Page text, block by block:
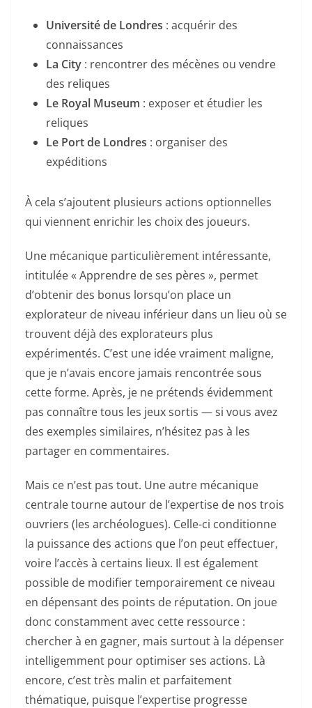
Université de Londres : acquérir des
connaissances
La City : rencontrer des mécènes ou vendre
des reliques
Le Royal Museum : exposer et étudier les
reliques
Le Port de Londres : organiser des
expéditions
À cela s’ajoutent plusieurs actions optionnelles
qui viennent enrichir les choix des joueurs.
Une mécanique particulièrement intéressante,
intitulée « Apprendre de ses pères », permet
d’obtenir des bonus lorsqu’on place un
explorateur de niveau inférieur dans un lieu où se
trouvent déjà des explorateurs plus
expérimentés. C’est une idée vraiment maligne,
que je n’avais encore jamais rencontrée sous
cette forme. Après, je ne prétends évidemment
pas connaître tous les jeux sortis — si vous avez
des exemples similaires, n’hésitez pas à les
partager en commentaires.
Mais ce n’est pas tout. Une autre mécanique
centrale tourne autour de l’expertise de nos trois
ouvriers (les archéologues). Celle-ci conditionne
la puissance des actions que l’on peut effectuer,
voire l’accès à certains lieux. Il est également
possible de modifier temporairement ce niveau
en dépensant des points de réputation. On joue
donc constamment avec cette ressource :
chercher à en gagner, mais surtout à la dépenser
intelligemment pour optimiser ses actions. Là
encore, c’est très malin et parfaitement
thématique, puisque l’expertise progresse